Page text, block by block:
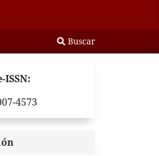
Buscar
ISSN:
4573